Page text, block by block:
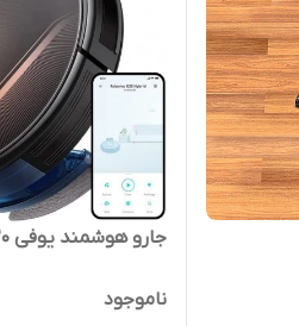
جارو هوشمند یوفی G20
ناموجود